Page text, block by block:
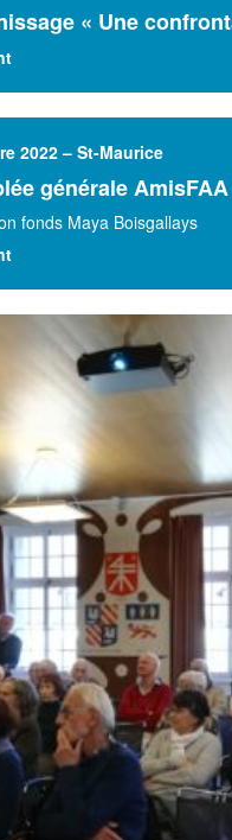
« Une
2022 – St-Maurice
générale
fonds Maya Boisgallays